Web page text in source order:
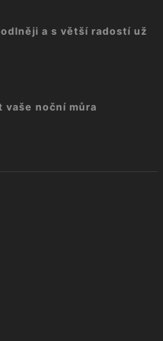
a s větší radostí už
vaše noční můra